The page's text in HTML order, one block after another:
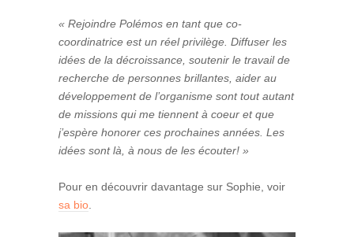
« Rejoindre Polémos en tant que co-
coordinatrice est un réel privilège. Diffuser les
idées de la décroissance, soutenir le travail de
recherche de personnes brillantes, aider au
développement de l’organisme sont tout autant
de missions qui me tiennent à coeur et que
j’espère honorer ces prochaines années. Les
idées sont là, à nous de les écouter! »
Pour en découvrir davantage sur Sophie, voir
sa bio